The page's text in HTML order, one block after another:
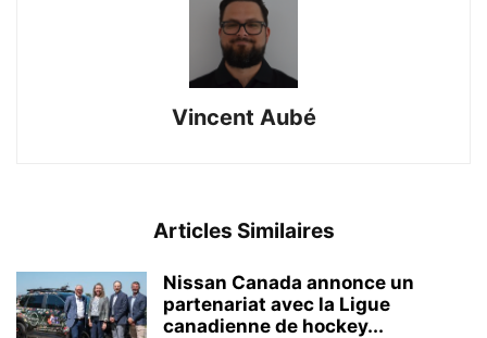
Vincent Aubé
Articles Similaires
Nissan Canada annonce un
partenariat avec la Ligue
canadienne de hockey...